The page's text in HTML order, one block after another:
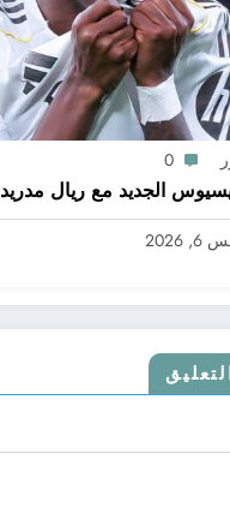
0
الجديد مع ريال مدريد